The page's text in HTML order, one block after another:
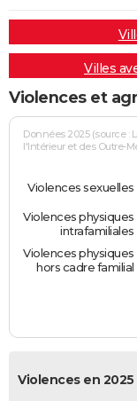
Villes
Violences et
Données 2025 (source :
l'Intérieur et des Outre-
Violences sexuelles
Violences physiques
intrafamiliales
Violences physiques
hors cadre familial
Violences en 2025